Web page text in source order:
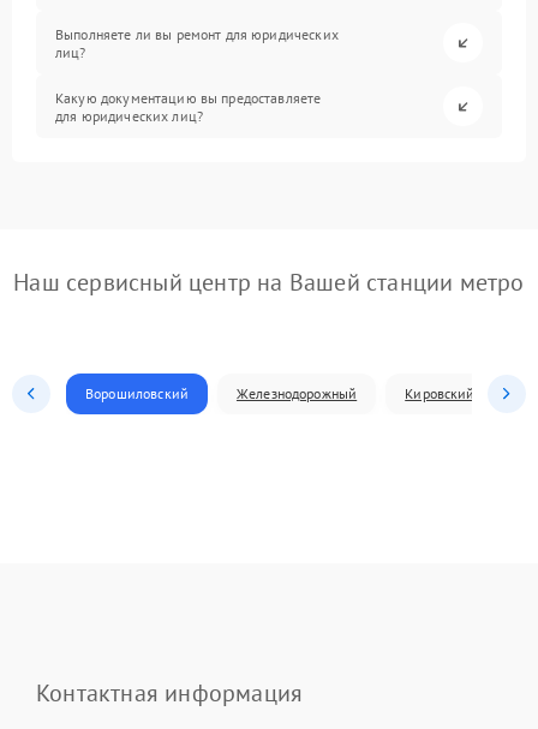
Выполняете ли вы ремонт для юридических
лиц?
Какую документацию вы предоставляете
для юридических лиц?
Наш сервисный центр на Вашей станции метро
Ворошиловский Железнодорожный Кировский
Контактная информация